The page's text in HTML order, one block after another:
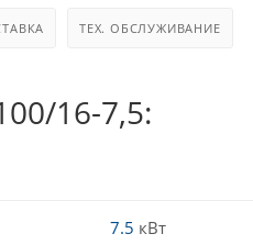
ТЕХ. ОБСЛУЖИВАНИЕ
16-7,5:
7.5 кВт